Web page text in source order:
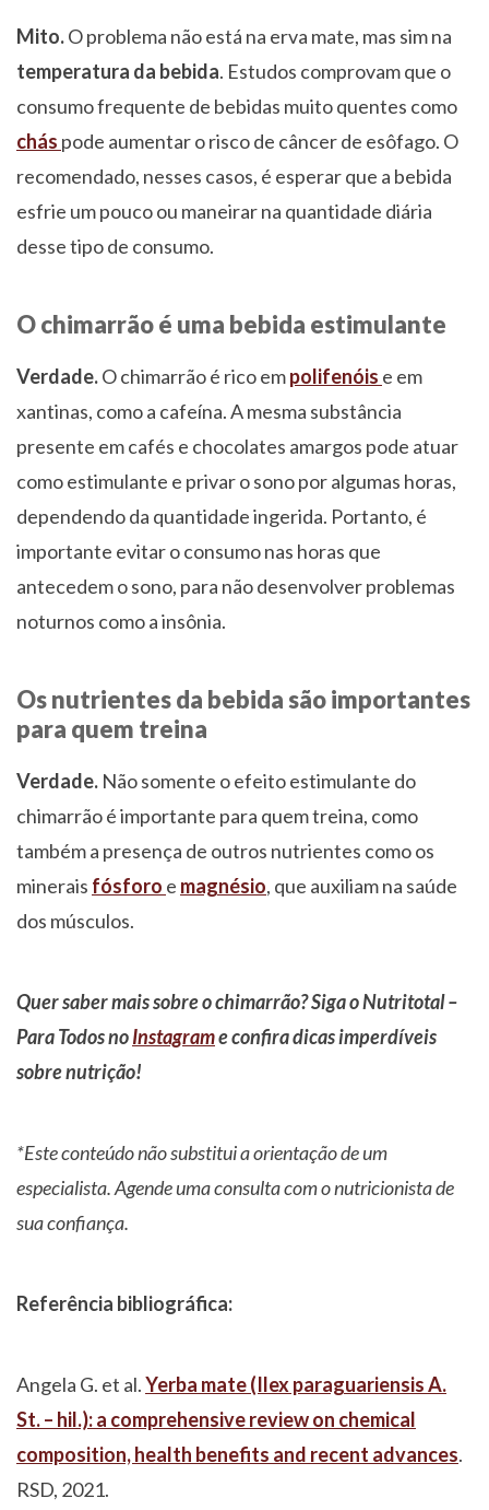
Mito.O problema não está na erva mate, mas sim na
temperatura da bebida. Estudos comprovam que o
consumo frequente de bebidas muito quentes como
chás pode aumentar o risco de câncer de esôfago. O
recomendado, nesses casos, é esperar que a bebida
esfrie um pouco ou maneirar na quantidade diária
desse tipo de consumo.
O chimarrão é uma bebida estimulante
Verdade.O chimarrão é rico empolifenóis e em
xantinas, como a cafeína. A mesma substância
presente em cafés e chocolates amargos pode atuar
como estimulante e privar o sono por algumas horas,
dependendo da quantidade ingerida. Portanto, é
importante evitar o consumo nas horas que
antecedem o sono, para não desenvolver problemas
noturnos como a insônia.
Os nutrientes da bebida são importantes
para quem treina
Verdade. Não somente o efeito estimulante do
chimarrão é importante para quem treina, como
também a presença de outros nutrientes como os
minerais fósforo e magnésio, que auxiliam na saúde
dos músculos.
Quer saber mais sobre o chimarrão? Siga o Nutritotal –
Para Todos noInstagrame confira dicas imperdíveis
sobre nutrição!
*Este conteúdo não substitui a orientação de um
especialista. Agende uma consulta com o nutricionista de
sua confiança.
Referência bibliográfica:
Angela G. et al.Yerba mate (Ilex paraguariensis A.
St. – hil.): a comprehensive review on chemical
composition, health benefits and recent advances.
RSD, 2021.